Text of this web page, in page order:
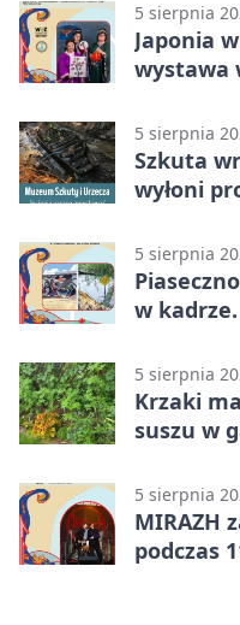
5 sierpnia
Japonia
wystawa
5 sierpnia
Szkuta
wyłoni
5 sierpnia
w
5 sierpnia
Krzaki
suszu w
5 sierpnia
MIRAZH
podczas